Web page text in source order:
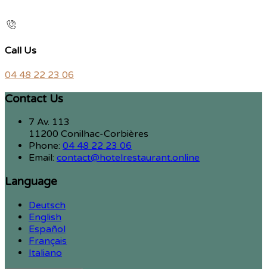
Call Us
04 48 22 23 06
Contact Us
7 Av. 113
11200 Conilhac-Corbières
Phone: 04 48 22 23 06
Email: contact@hotelrestaurant.online
Language
Deutsch
English
Español
Français
Italiano